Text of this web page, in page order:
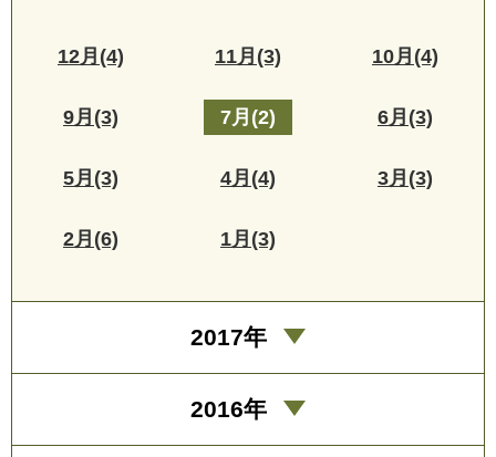
12月(4) 11月(3) 10月(4)
9月(3) 7月(2) 6月(3)
5月(3) 4月(4) 3月(3)
2月(6) 1月(3)
2017年
2016年